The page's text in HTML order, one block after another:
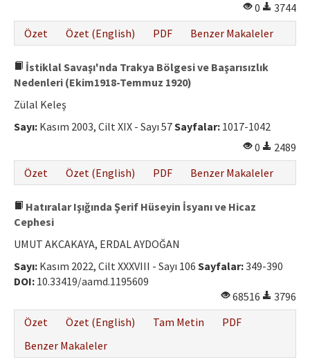
0
3744
Özet
Özet (English) PDF Benzer Makaleler
İstiklal Savaşı'nda Trakya Bölgesi ve Başarısızlık
Nedenleri (Ekim1918-Temmuz 1920)
Zülal Keleş
Sayı: Kasım 2003, Cilt XIX - Sayı 57Sayfalar: 1017-1042
0
2489
Özet
Özet (English) PDF Benzer Makaleler
Hatıralar Işığında Şerif Hüseyin İsyanı ve Hicaz
Cephesi
UMUT AKCAKAYA, ERDAL AYDOĞAN
Sayı: Kasım 2022, Cilt XXXVIII - Sayı 106 Sayfalar:349-390
DOI: 10.33419/aamd.1195609
68516
3796
Özet
Özet (English) Tam Metin
PDF
Benzer Makaleler